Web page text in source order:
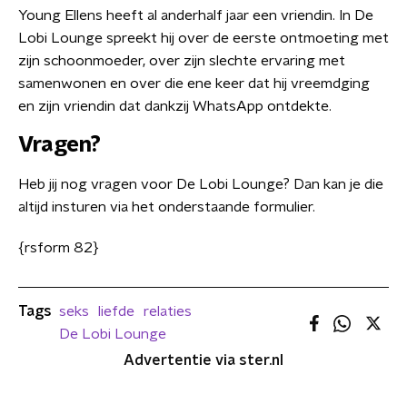
Young Ellens heeft al anderhalf jaar een vriendin. In De
Lobi Lounge spreekt hij over de eerste ontmoeting met
zijn schoonmoeder, over zijn slechte ervaring met
samenwonen en over die ene keer dat hij vreemdging
en zijn vriendin dat dankzij WhatsApp ontdekte.
Vragen?
Heb jij nog vragen voor De Lobi Lounge? Dan kan je die
altijd insturen via het onderstaande formulier.
{rsform 82}
Tags seks liefde
relaties
De Lobi Lounge
Advertentie via ster.nl